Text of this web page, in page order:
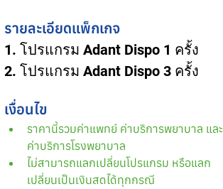
รายละเอียดแพ็กเกจ
1. โปรแกรม Adant Dispo 1 ครั้ง
2. โปรแกรม Adant Dispo 3 ครั้ง
เงื่อนไข
ราคานี้รวมค่าแพทย์ ค่าบริการพยาบาล และ
ค่าบริการโรงพยาบาล
ไม่สามารถแลกเปลี่ยนโปรแกรม หรือแลก
เปลี่ยนเป็นเงินสดได้ทุกกรณี